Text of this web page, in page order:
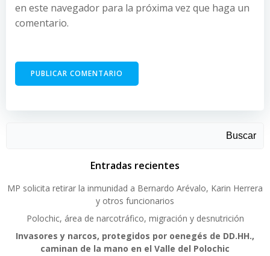
en este navegador para la próxima vez que haga un
comentario.
Buscar
Entradas recientes
MP solicita retirar la inmunidad a Bernardo Arévalo, Karin Herrera
y otros funcionarios
Polochic, área de narcotráfico, migración y desnutrición
Invasores y narcos, protegidos por oenegés de DD.HH.,
caminan de la mano en el Valle del Polochic